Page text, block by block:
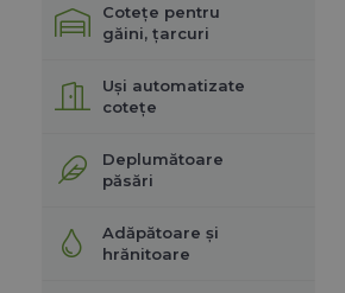
Cotețe pentru
găini, țarcuri
Uși automatizate
cotețe
Deplumătoare
păsări
Adăpătoare și
hrănitoare